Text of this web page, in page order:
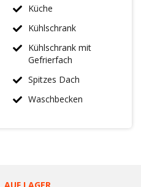
Küche
Kühlschrank
Kühlschrank mit
Gefrierfach
Spitzes Dach
Waschbecken